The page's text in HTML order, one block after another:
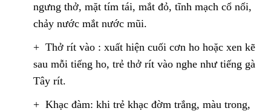
ngưng thở, mặt tím tái, mắt đỏ, tĩnh mạch cổ nổi,
chảy nước mắt nước mũi.
+ Thở rít vào : xuất hiện cuối cơn ho hoặc xen kẽ
sau mỗi tiếng ho, trẻ thở rít vào nghe như tiếng gà
Tây rít.
+ Khạc đàm: khi trẻ khạc đờm trắng, màu trong,